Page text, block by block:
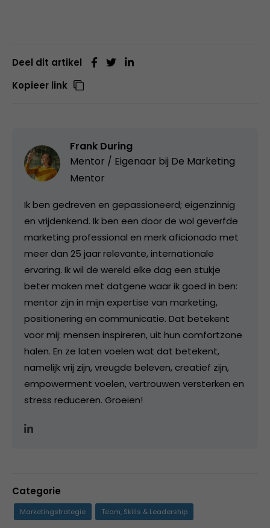
Deel dit artikel
Kopieer link
Frank During
Mentor / Eigenaar bij De Marketing
Mentor
Ik ben gedreven en gepassioneerd; eigenzinnig
en vrijdenkend. Ik ben een door de wol geverfde
marketing professional en merk aficionado met
meer dan 25 jaar relevante, internationale
ervaring. Ik wil de wereld elke dag een stukje
beter maken met datgene waar ik goed in ben:
mentor zijn in mijn expertise van marketing,
positionering en communicatie. Dat betekent
voor mij: mensen inspireren, uit hun comfortzone
halen. En ze laten voelen wat dat betekent,
namelijk vrij zijn, vreugde beleven, creatief zijn,
empowerment voelen, vertrouwen versterken en
stress reduceren. Groeien!
Categorie
Marketingstrategie Team, Skills & Leadership